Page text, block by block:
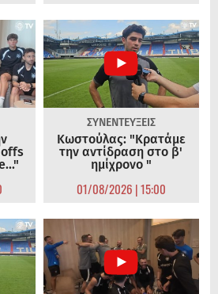
ΣΥΝΕΝΤΕΥΞΕΙΣ
Κωστούλας: "Κρατάμε
την αντίδραση στο β'
ημίχρονο "
01/08/2026 | 15:00